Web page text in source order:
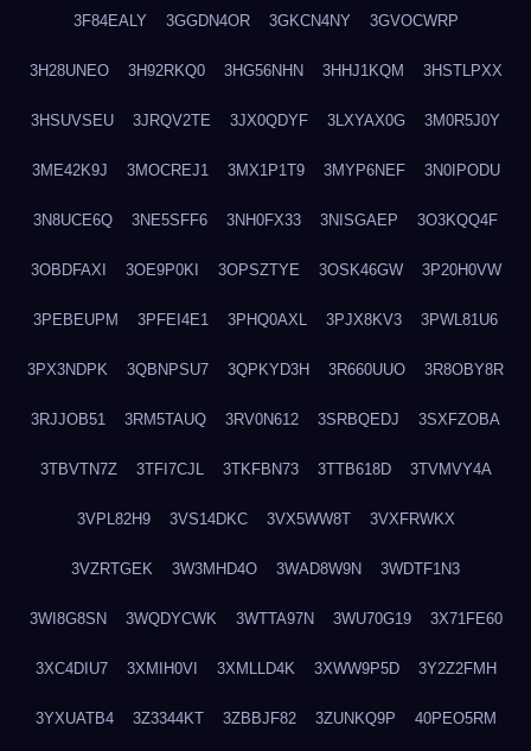
3F84EALY 3GGDN4OR 3GKCN4NY 3GVOCWRP
3H28UNEO 3H92RKQ0 3HG56NHN 3HHJ1KQM 3HSTLPXX
3HSUVSEU 3JRQV2TE 3JX0QDYF 3LXYAX0G 3M0R5J0Y
3ME42K9J 3MOCREJ1 3MX1P1T9 3MYP6NEF 3N0IPODU
3N8UCE6Q 3NE5SFF6 3NH0FX33 3NISGAEP 3O3KQQ4F
3OBDFAXI 3OE9P0KI 3OPSZTYE 3OSK46GW 3P20H0VW
3PEBEUPM 3PFEI4E1 3PHQ0AXL 3PJX8KV3 3PWL81U6
3PX3NDPK 3QBNPSU7 3QPKYD3H 3R660UUO 3R8OBY8R
3RJJOB51 3RM5TAUQ 3RV0N612 3SRBQEDJ 3SXFZOBA
3TBVTN7Z 3TFI7CJL 3TKFBN73 3TTB618D 3TVMVY4A
3VPL82H9 3VS14DKC 3VX5WW8T 3VXFRWKX
3VZRTGEK 3W3MHD4O 3WAD8W9N 3WDTF1N3
3WI8G8SN 3WQDYCWK 3WTTA97N 3WU70G19 3X71FE60
3XC4DIU7 3XMIH0VI 3XMLLD4K 3XWW9P5D 3Y2Z2FMH
3YXUATB4 3Z3344KT 3ZBBJF82 3ZUNKQ9P 40PEO5RM